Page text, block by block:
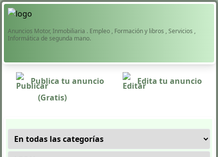
Anuncios Motor, Inmobiliaria . Empleo , Formación y libros , Servicios ,
Informática de segunda mano.
Publica tu anuncio
(Gratis)
Edita tu anuncio